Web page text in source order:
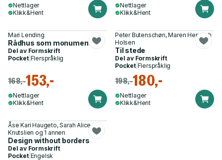
Nettlager
Klikk&Hent
Nettlager
Klikk&Hent
Mari Lending
Rådhus som monument
Del av Formskrift
Pocket| Flerspråklig
168,-153,-
Nettlager
Klikk&Hent
Peter Butenschøn, Maren Hersleth
Holsen
Til stede
Del av Formskrift
Pocket| Flerspråklig
198,-180,-
Nettlager
Klikk&Hent
Åse Kari Haugeto, Sarah Alice
Knutslien og 1 annen
Design without borders
Del av Formskrift
Pocket| Engelsk